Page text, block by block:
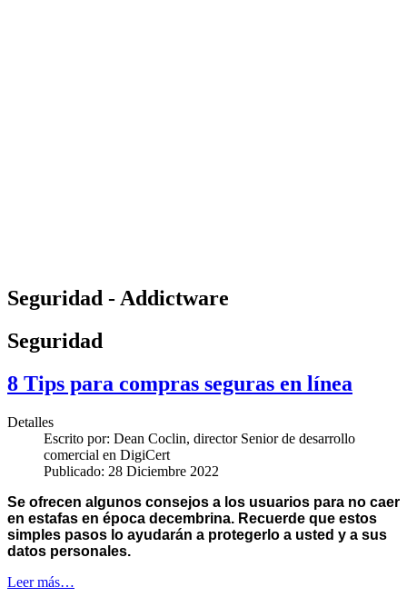
Seguridad - Addictware
Seguridad
8 Tips para compras seguras en línea
Detalles
Escrito por: Dean Coclin, director Senior de desarrollo
comercial en DigiCert
Publicado: 28 Diciembre 2022
Se ofrecen algunos consejos a los usuarios para no caer
en estafas en época decembrina. Recuerde que estos
simples pasos lo ayudarán a protegerlo a usted y a sus
datos personales.
Leer más…